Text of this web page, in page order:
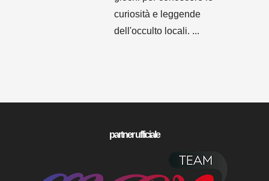
curiosità e leggende
dell'occulto locali. ...
partner ufficiale